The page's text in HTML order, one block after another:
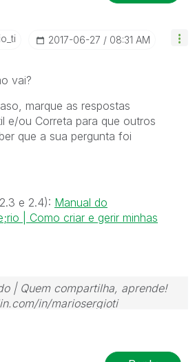
‎2017-06-27 08:31 AM
vai?
marque as respostas
e/ou Correta para que outros
que a sua pergunta foi
e 2.4): Manual do
| Como criar e gerir minhas
| Quem compartilha, aprende!
in/mariosergioti